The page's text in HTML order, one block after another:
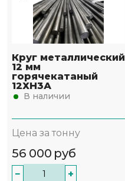
Круг металлический
12 мм
горячекатаный
12ХН3А
В наличии
Цена за тонну
56 000 руб
− +